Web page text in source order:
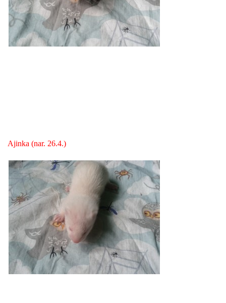
AKCE
Fretky Boleslav, z.s.
Trnová 15
294 25 Katusice
602 692 130
info@fretkyboleslav.cz
© 2026 eStránky.cz |WebSlice |Tisk|Aktualizováno: 1. 8. 2026
Nahoru ↑
Ajinka (nar. 26.4.)